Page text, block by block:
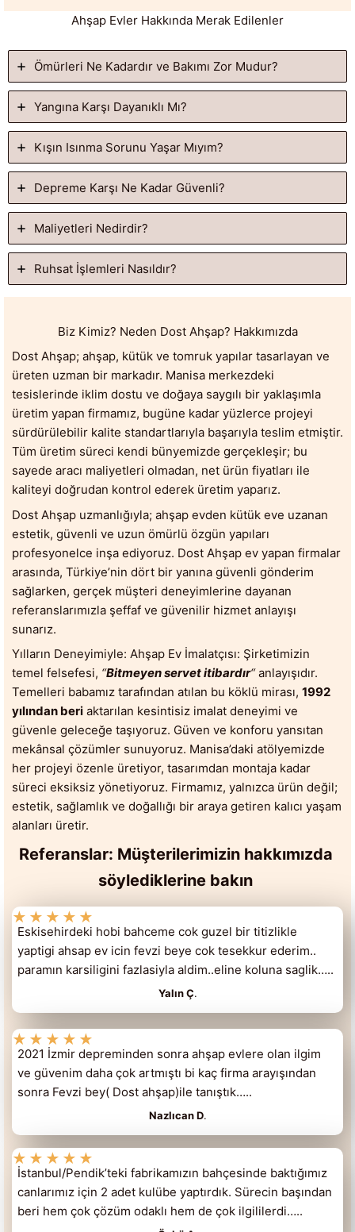
Ahşap Evler Hakkında Merak Edilenler
Ömürleri Ne Kadardır ve Bakımı Zor Mudur?
Yangına Karşı Dayanıklı Mı?
Kışın Isınma Sorunu Yaşar Mıyım?
Depreme Karşı Ne Kadar Güvenli?
Maliyetleri Nedirdir?
Ruhsat İşlemleri Nasıldır?
Biz Kimiz? Neden Dost Ahşap? Hakkımızda
Dost Ahşap; ahşap, kütük ve tomruk yapılar tasarlayan ve
üreten uzman bir markadır. Manisa merkezdeki
tesislerinde iklim dostu ve doğaya saygılı bir yaklaşımla
üretim yapan firmamız, bugüne kadar yüzlerce projeyi
sürdürülebilir kalite standartlarıyla başarıyla teslim etmiştir.
Tüm üretim süreci kendi bünyemizde gerçekleşir; bu
sayede aracı maliyetleri olmadan, net ürün fiyatları ile
kaliteyi doğrudan kontrol ederek üretim yaparız.
Dost Ahşap uzmanlığıyla; ahşap evden kütük eve uzanan
estetik, güvenli ve uzun ömürlü özgün yapıları
profesyonelce inşa ediyoruz. Dost Ahşap ev yapan firmalar
arasında, Türkiye’nin dört bir yanına güvenli gönderim
sağlarken, gerçek müşteri deneyimlerine dayanan
referanslarımızla şeffaf ve güvenilir hizmet anlayışı
sunarız.
Yılların Deneyimiyle: Ahşap Ev İmalatçısı: Şirketimizin
temel felsefesi, “Bitmeyen servet itibardır“anlayışıdır.
Temelleri babamız tarafından atılan bu köklü mirası, 1992
yılından beri aktarılan kesintisiz imalat deneyimi ve
güvenle geleceğe taşıyoruz. Güven ve konforu yansıtan
mekânsal çözümler sunuyoruz. Manisa’daki atölyemizde
her projeyi özenle üretiyor, tasarımdan montaja kadar
süreci eksiksiz yönetiyoruz. Firmamız, yalnızca ürün değil;
estetik, sağlamlık ve doğallığı bir araya getiren kalıcı yaşam
alanları üretir.
Referanslar: Müşterilerimizin hakkımızda
söylediklerine bakın
★ ★ ★ ★ ★
Eskisehirdeki hobi bahceme cok guzel bir titizlikle
yaptigi ahsap ev icin fevzi beye cok tesekkur ederim..
paramın karsiligini fazlasiyla aldim..eline koluna saglik…..
Yalın Ç.
★ ★ ★ ★ ★
2021 İzmir depreminden sonra ahşap evlere olan ilgim
ve güvenim daha çok artmıştı bi kaç firma arayışından
sonra Fevzi bey( Dost ahşap)ile tanıştık…..
Nazlıcan D.
★ ★ ★ ★ ★
İstanbul/Pendik’teki fabrikamızın bahçesinde baktığımız
canlarımız için 2 adet kulübe yaptırdık. Sürecin başından
beri hem çok çözüm odaklı hem de çok ilgililerdi…..